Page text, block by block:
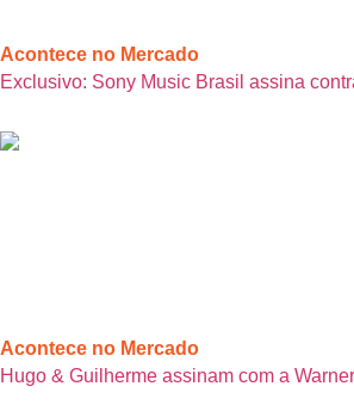
Acontece no Mercado
Exclusivo: Sony Music Brasil assina
Acontece no Mercado
Hugo & Guilherme assinam com a